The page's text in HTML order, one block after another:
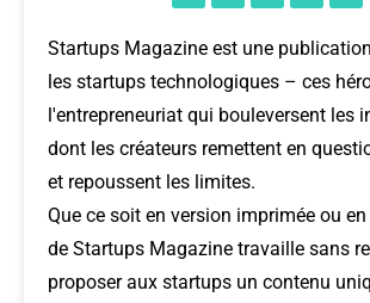
Startups Magazine est une
les startups technologiques – ces
l'entrepreneuriat qui bouleversent les
dont les créateurs remettent en
et repoussent les limites.
Que ce soit en version imprimée ou
de Startups Magazine travaille sans
proposer aux startups un contenu